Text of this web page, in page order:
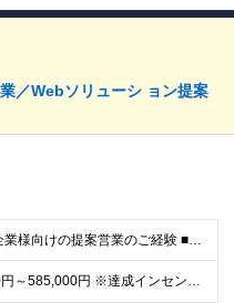
／Webソリューシ ョン提案
■中規模～大手企業様向けの提案営業のご経験 ■提案書作成のご経験 ■AI（ChatGPT等）を実務で活用し、業務プロセスの効率化や新たな付加価値創出を実現した経験を有する方 ＜求める人物像＞ ・営業
■月収：420,000円～585,000円 ※達成インセンティブあり ※固定残業代30時間相当分（80,000円～）を含む ※超過分別途支給。 ※試用期間3ヶ月（労働条件に変更なし） ※スキル・経験・